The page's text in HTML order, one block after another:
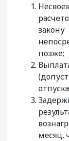
позже;
месяц,